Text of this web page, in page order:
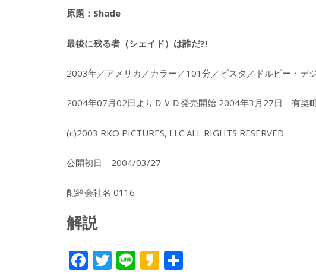
原題：Shade
最後に残る者（シェイド）は誰だ?!
2003年／アメリカ／カラー／101分／ビスタ／ドルビー・デ
2004年07月02日よりＤＶＤ発売開始 2004年3月27日 有楽
(c)2003 RKO PICTURES, LLC ALL RIGHTS RESERVED
公開初日 2004/03/27
配給会社名 0116
解説
F T Li K